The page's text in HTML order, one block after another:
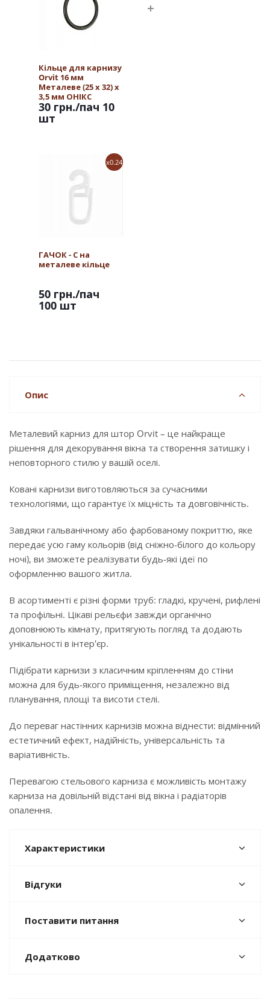
Кільце для карнизу
Orvit 16 мм
Металеве (25 х 32) х
3,5 мм ОНІКС
30 грн./пач 10
шт
x0.24
ГАЧОК - С на
металеве кільце
50 грн./пач
100 шт
Опис
Металевий карниз для штор Orvit – це найкраще
рішення для декорування вікна та створення затишку і
неповторного стилю у вашій оселі.
Ковані карнизи виготовляються за сучасними
технологіями, що гарантує їх міцність та довговічність.
Завдяки гальванічному або фарбованому покриттю, яке
передає усю гаму кольорів (від сніжно-білого до кольору
ночі), ви зможете реалізувати будь-які ідеї по
оформленню вашого житла.
В асортименті є різні форми труб: гладкі, кручені, рифлені
та профільні. Цікаві рельєфи завжди органічно
доповнюють кімнату, притягують погляд та додають
унікальності в інтер'єр.
Підібрати карнизи з класичним кріпленням до стіни
можна для будь-якого приміщення, незалежно від
планування, площі та висоти стелі.
До переваг настінних карнизів можна віднести: відмінний
естетичний ефект, надійність, універсальність та
варіативність.
Перевагою стельового карниза є можливість монтажу
карниза на довільній відстані від вікна і радіаторів
опалення.
Характеристики
Відгуки
Поставити питання
Додатково